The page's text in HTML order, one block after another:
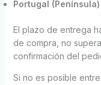
Portugal (Península)
El plazo de entrega
de compra, no
confirmación del
Si no es posible